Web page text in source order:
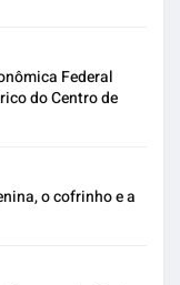
Federal
do Centro de
o cofrinho e a